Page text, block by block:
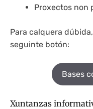
Proxectos non
Para calquera
seguinte botón:
Bases
Xuntanzas